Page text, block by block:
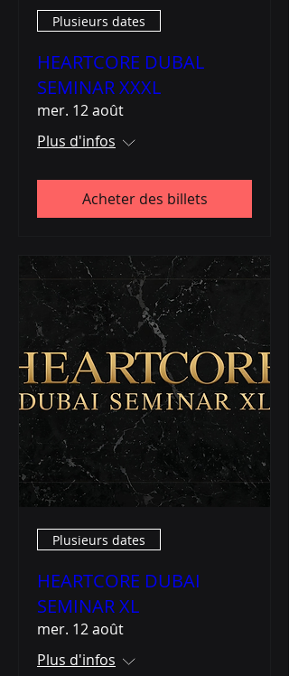
Plusieurs dates
HEARTCORE DUBAL
SEMINAR XXXL
mer. 12 août
Plus d'infos
Acheter des billets
Plusieurs dates
HEARTCORE DUBAI
SEMINAR XL
mer. 12 août
Plus d'infos